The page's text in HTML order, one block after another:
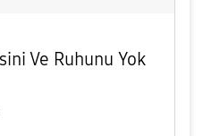
Ve Ruhunu Yok